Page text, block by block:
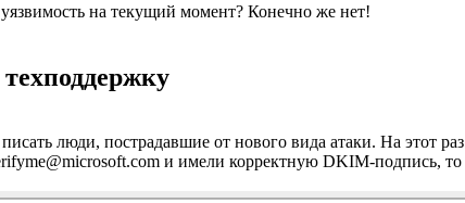
на текущий момент? Конечно же нет!
люди, пострадавшие от нового вида атаки. На этот
и имели корректную DKIM-подпись, то